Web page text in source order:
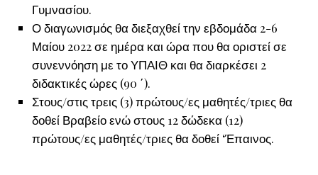
Γυμνασίου.
Ο διαγωνισμός θα διεξαχθεί την εβδομάδα 2-6
Μαίου 2022 σε ημέρα και ώρα που θα οριστεί σε
συνεννόηση με το ΥΠΑΙΘ και θα διαρκέσει 2
διδακτικές ώρες (90 ΄).
Στους/στις τρεις (3) πρώτους/ες μαθητές/τριες θα
δοθεί Βραβείο ενώ στους 12 δώδεκα (12)
πρώτους/ες μαθητές/τριες θα δοθεί ‘Έπαινος.